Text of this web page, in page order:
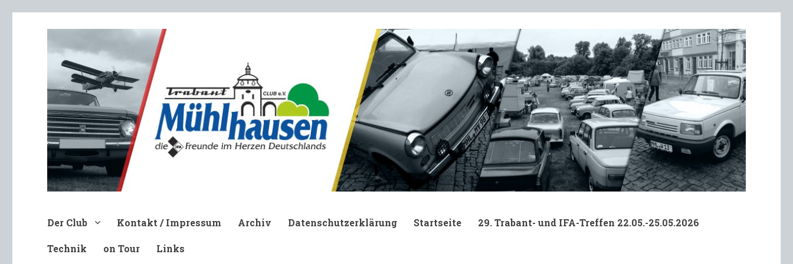
Trabant-Club Mühlhausen e.V.
Der Club Kontakt / Impressum Archiv Datenschutzerklärung Startseite 29. Trabant- und IFA-Treffen 22.05.-25.05.2026
Technik on Tour Links